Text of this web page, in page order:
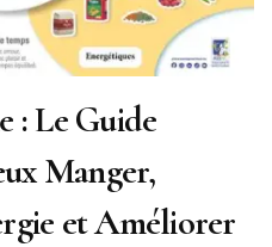
: Le Guide
Manger,
et Améliorer